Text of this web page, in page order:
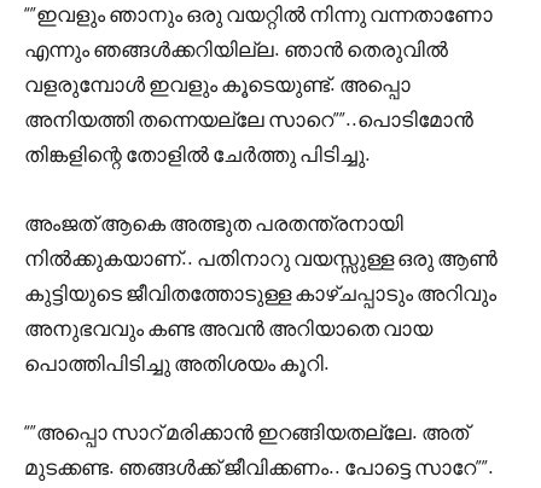
“”ഇവളും ഞാനും ഒരു വയറ്റിൽ നിന്നു വന്നതാണോ
എന്നും ഞങ്ങൾക്കറിയില്ല. ഞാൻ തെരുവിൽ
വളരുമ്പോൾ ഇവളും കൂടെയുണ്ട്. അപ്പൊ
അനിയത്തി തന്നെയല്ലേ സാറെ””..പൊടിമോൻ
തിങ്കളിന്റെ തോളിൽ ചേർത്തു പിടിച്ചു.
അംജത് ആകെ അത്ഭുത പരതന്ത്രനായി
നിൽക്കുകയാണ്.. പതിനാറു വയസ്സുള്ള ഒരു ആൺ
കുട്ടിയുടെ ജീവിതത്തോടുള്ള കാഴ്ചപ്പാടും അറിവും
അനുഭവവും കണ്ട അവൻ അറിയാതെ വായ
പൊത്തിപിടിച്ചു അതിശയം കൂറി.
“”അപ്പൊ സാറ് മരിക്കാൻ ഇറങ്ങിയതല്ലേ. അത്
മുടക്കണ്ട. ഞങ്ങൾക്ക് ജീവിക്കണം.. പോട്ടെ സാറേ””.